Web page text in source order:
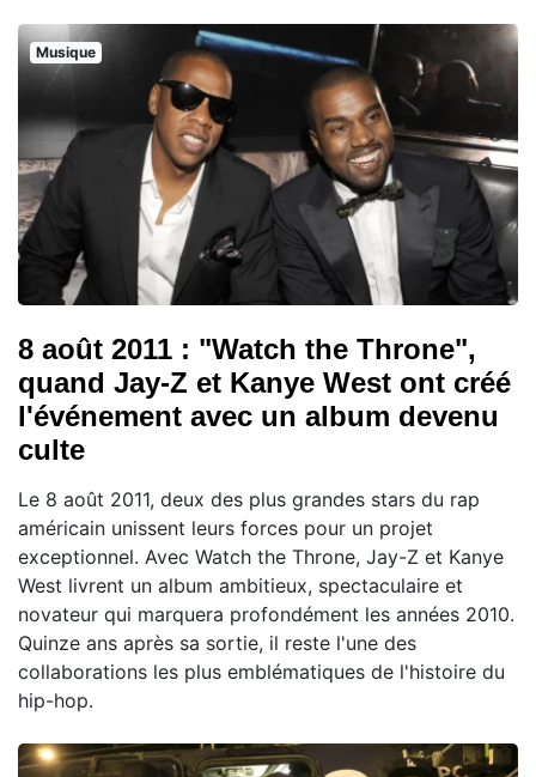
Musique
8 août 2011 : "Watch the Throne",
quand Jay-Z et Kanye West ont créé
l'événement avec un album devenu
culte
Le 8 août 2011, deux des plus grandes stars du rap
américain unissent leurs forces pour un projet
exceptionnel. Avec Watch the Throne, Jay-Z et Kanye
West livrent un album ambitieux, spectaculaire et
novateur qui marquera profondément les années 2010.
Quinze ans après sa sortie, il reste l'une des
collaborations les plus emblématiques de l'histoire du
hip-hop.